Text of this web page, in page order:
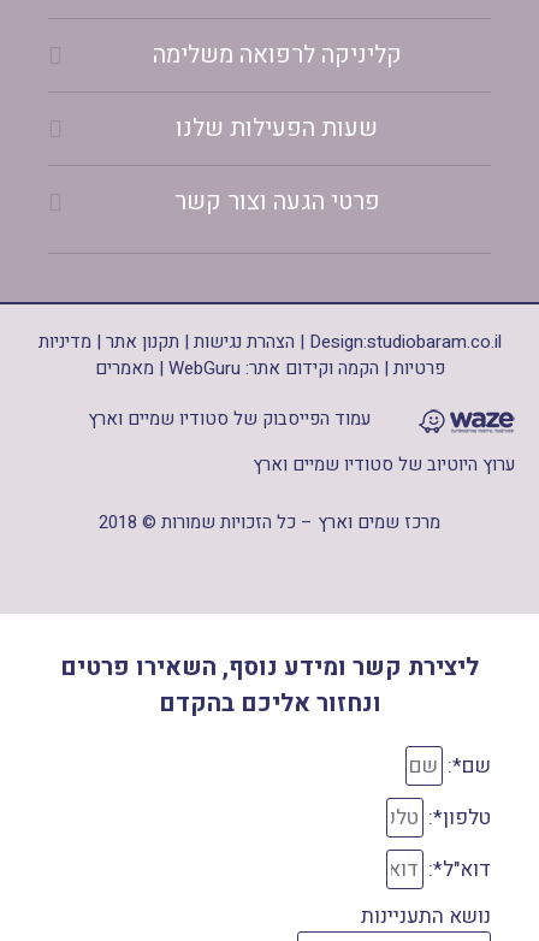
קליניקה לרפואה משלימה
שעות הפעילות שלנו
פרטי הגעה וצור קשר
Design:studiobaram.co.il
| הצהרת נגישות | תקנון אתר | מדיניות
פרטיות | הקמה וקידום אתר: WebGuru | מאמרים
עמוד הפייסבוק של סטודיו שמיים וארץ
ערוץ היוטיוב של סטודיו שמיים וארץ
מרכז שמים וארץ – כל הזכויות שמורות © 2018
ליצירת קשר ומידע נוסף, השאירו פרטים
ונחזור אליכם בהקדם
שם*:
טלפון*:
דוא"ל*:
נושא התעניינות